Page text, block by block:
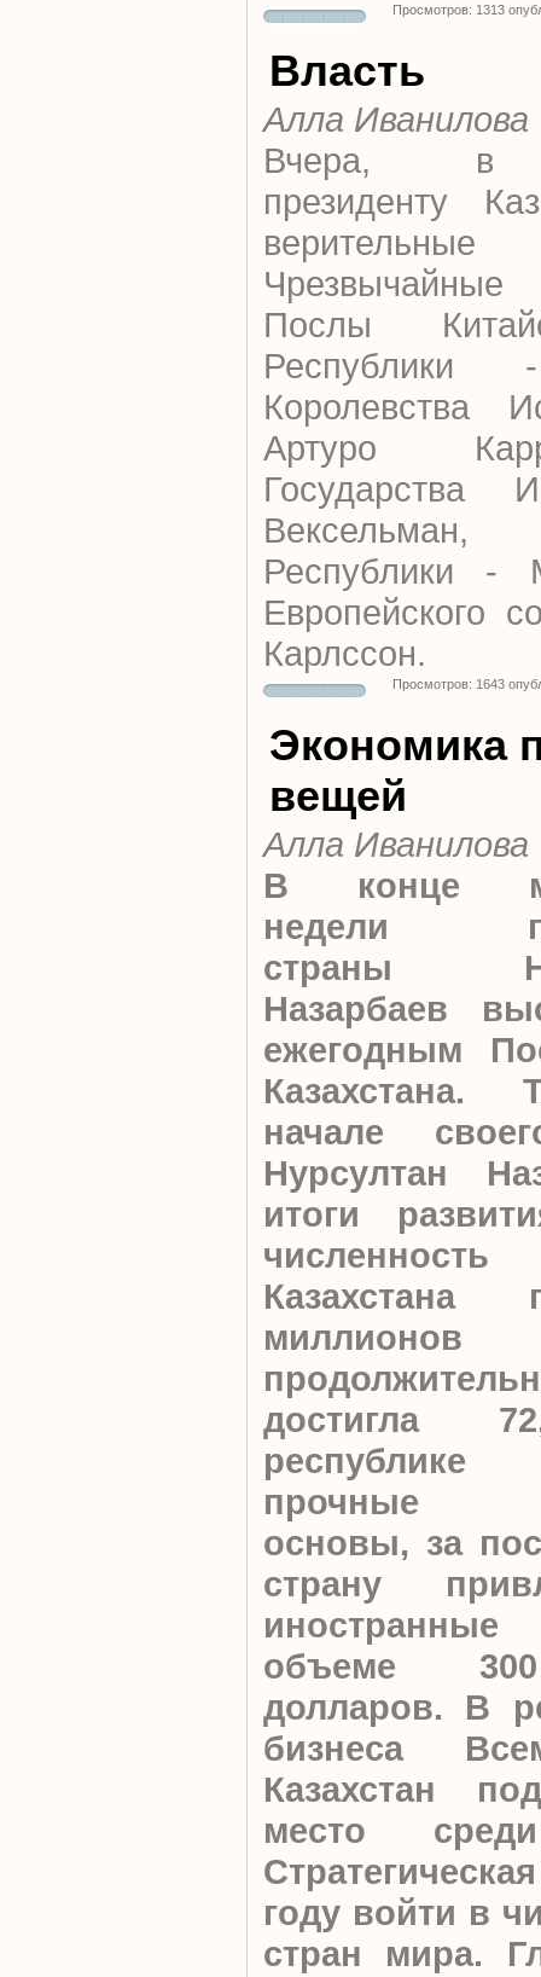
Просмотров: 1313
Власть
Алла Иванилова
Вчера,
президенту
Послы
Королевства
Артуро
Государства
Республики -
Европейского
Карлссон.
Просмотров: 1643
Экономика
вещей
Алла Иванилова
В конце
недели
страны
Назарбаев
ежегодным
Казахстана.
начале
Нурсултан
итоги
Казахстана
достигла
республике
прочные
основы, за
страну
объеме
долларов. В
бизнеса
Казахстан
место
году войти в
стран мира.